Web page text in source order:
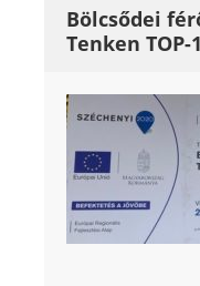
Bölcsődei
Tenken TOP-